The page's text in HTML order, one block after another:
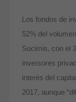
Los fondos de
52% del
Socimis, con el
inversores
interés del
2017, aunque